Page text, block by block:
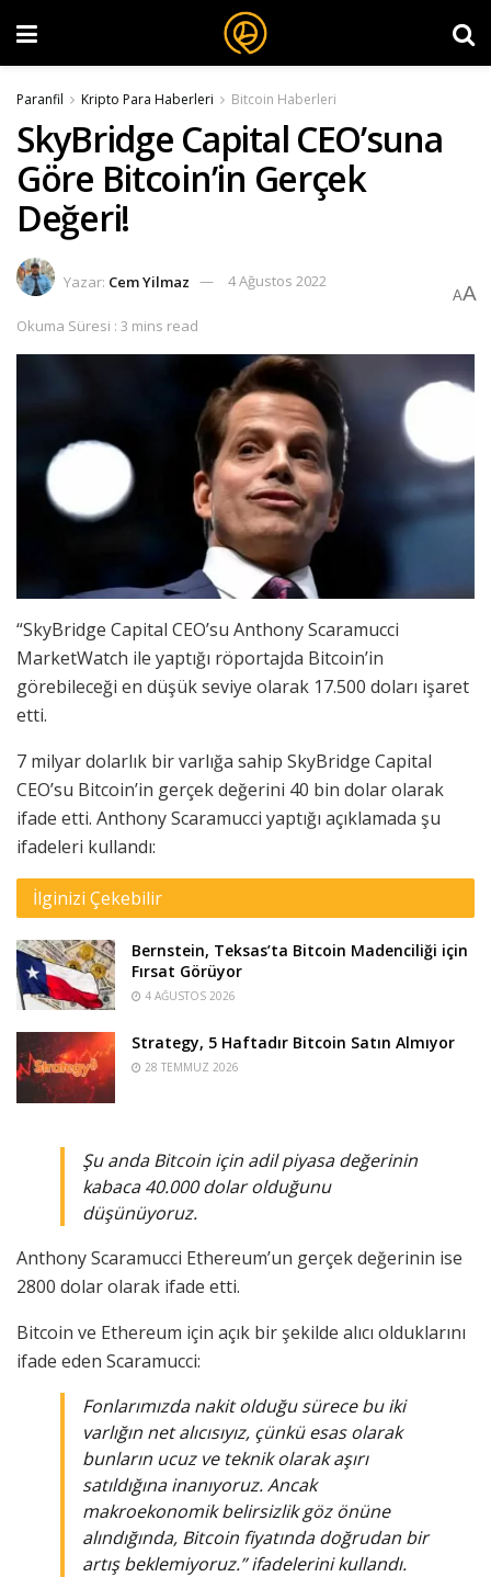
Paranfil Kripto Para Haberleri Bitcoin Haberleri
SkyBridge Capital CEO’suna
Göre Bitcoin’in Gerçek
Değeri!
Yazar: Cem Yilmaz 4 Ağustos 2022
Okuma Süresi : 3 mins read
AA
“SkyBridge Capital CEO’su Anthony Scaramucci
MarketWatch ile yaptığı röportajda Bitcoin’in
görebileceği en düşük seviye olarak 17.500 doları işaret
etti.
7 milyar dolarlık bir varlığa sahip SkyBridge Capital
CEO’su Bitcoin’in gerçek değerini 40 bin dolar olarak
ifade etti. Anthony Scaramucci yaptığı açıklamada şu
ifadeleri kullandı:
İlginizi Çekebilir
Bernstein, Teksas’ta Bitcoin Madenciliği için
Fırsat Görüyor
4 AĞUSTOS 2026
Strategy, 5 Haftadır Bitcoin Satın Almıyor
28 TEMMUZ 2026
Şu anda Bitcoin için adil piyasa değerinin
kabaca 40.000 dolar olduğunu
düşünüyoruz.
Anthony Scaramucci Ethereum’un gerçek değerinin ise
2800 dolar olarak ifade etti.
Bitcoin ve Ethereum için açık bir şekilde alıcı olduklarını
ifade eden Scaramucci:
Fonlarımızda nakit olduğu sürece bu iki
varlığın net alıcısıyız, çünkü esas olarak
bunların ucuz ve teknik olarak aşırı
satıldığına inanıyoruz. Ancak
makroekonomik belirsizlik göz önüne
alındığında, Bitcoin fiyatında doğrudan bir
artış beklemiyoruz.” ifadelerini kullandı.